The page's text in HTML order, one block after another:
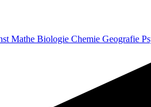
Mathe Biologie Chemie Geografie